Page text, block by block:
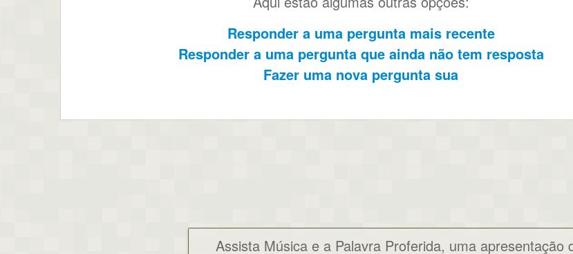
Responder a uma pergunta mais recente
Responder a uma pergunta que ainda não tem resposta
Fazer uma nova pergunta sua
Assista Música e a Palavra Proferida, uma apresentação